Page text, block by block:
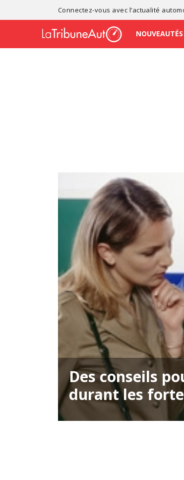
Connectez-vous avec l’actualité
NOUVEAUTÉS
Des conseils
durant les